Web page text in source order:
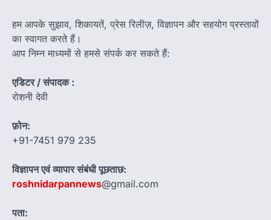
हम आपके सुझाव, शिकायतें, प्रेस रिलीज़, विज्ञापन और सहयोग प्रस्तावों
का स्वागत करते हैं।
आप निम्न माध्यमों से हमसे संपर्क कर सकते हैं:
एडिटर / संपादक :
रोशनी देवी
फ़ोन:
+91-7451 979 235
विज्ञापन एवं व्यापार संबंधी पूछताछ:
roshnidarpannews@gmail.com
पता: